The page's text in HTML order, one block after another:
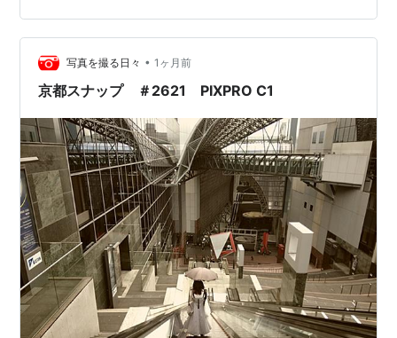
写真を撮る日々 • 1ヶ月前
京都スナップ ＃2621 PIXPRO C1